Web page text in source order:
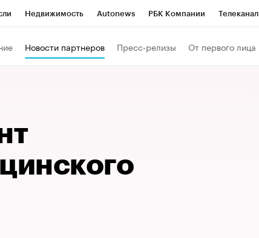
Недвижимость Autonews РБК Компании Телеканал
Новости партнеров Пресс-релизы От первого лица